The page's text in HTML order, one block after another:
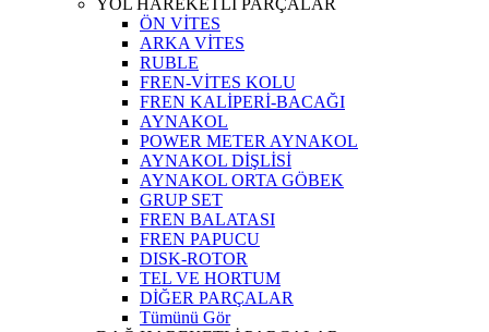
YOL HAREKETLİ PARÇALAR
ÖN VİTES
ARKA VİTES
RUBLE
FREN-VİTES KOLU
FREN KALİPERİ-BACAĞI
AYNAKOL
POWER METER AYNAKOL
AYNAKOL DİŞLİSİ
AYNAKOL ORTA GÖBEK
GRUP SET
FREN BALATASI
FREN PAPUCU
DISK-ROTOR
TEL VE HORTUM
DİĞER PARÇALAR
Tümünü Gör